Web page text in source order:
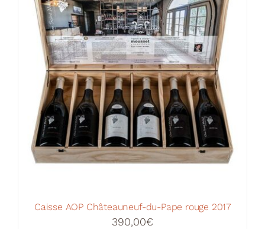
Caisse AOP Châteauneuf-du-Pape rouge 2017
390,00€